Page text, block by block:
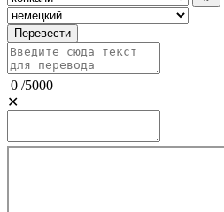
Перевести
0 /5000
✕